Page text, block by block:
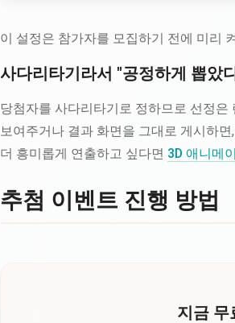
이 설정은 참가자를 모집하기 전에 미리
사다리타기라서 "공정하게 뽑았
당첨자를 사다리타기로 정하므로 선정
보여주거나 결과 화면을 그대로 게시하
더 흥미롭게 연출하고 싶다면 3D 애니메
추첨 이벤트 진행 방법
지금 무